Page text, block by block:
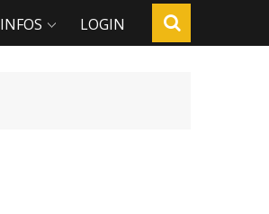
INFOS LOGIN